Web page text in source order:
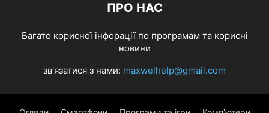
ПРО НАС
Багато корисної інфорації по програмам та корисні
новини
зв'язатися з нами: maxwelhelp@gmail.com